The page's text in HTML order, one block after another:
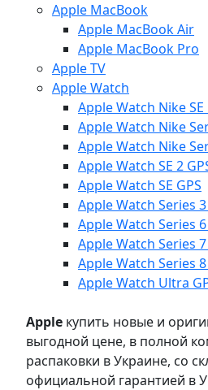
Apple MacBook
Apple MacBook Air
Apple MacBook Pro
Apple TV
Apple Watch
Apple Watch Nike SE
Apple Watch Nike
Apple Watch Nike
Apple Watch SE 2
Apple Watch SE GPS
Apple Watch Series 3
Apple Watch Series 6
Apple Watch Series 7
Apple Watch Series 8
Apple Watch Ultra
Apple купить новые и
выгодной цене, в полной
распаковки в Украине, со
официальной гарантией в